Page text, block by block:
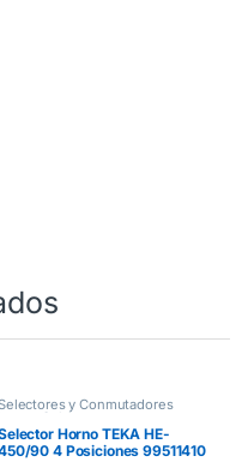
y Conmutadores
Selectores y
TEKA
Horno TEKA HE-
90 4 Posiciones 99511410